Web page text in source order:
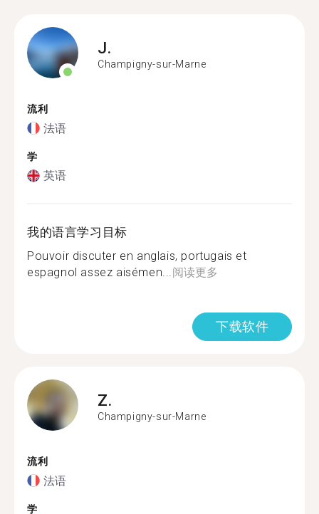
J.
Champigny-sur-Marne
流利
法语
学
英语
我的语言学习目标
Pouvoir discuter en anglais, portugais et
espagnol assez aisémen...阅读更多
下载软件
Z.
Champigny-sur-Marne
流利
法语
学